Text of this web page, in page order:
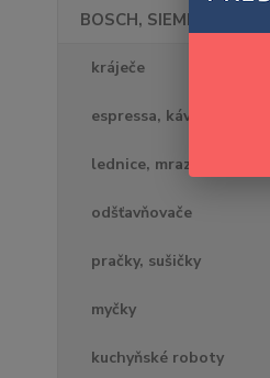
BOSCH, SIEMENS
kráječe
espressa, kávovary,
lednice, mrazáky
odšťavňovače
pračky, sušičky
myčky
kuchyňské roboty